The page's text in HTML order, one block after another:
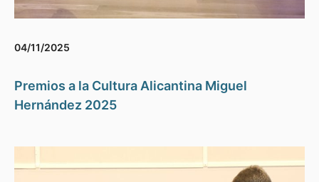
04/11/2025
Premios a la Cultura Alicantina Miguel
Hernández 2025